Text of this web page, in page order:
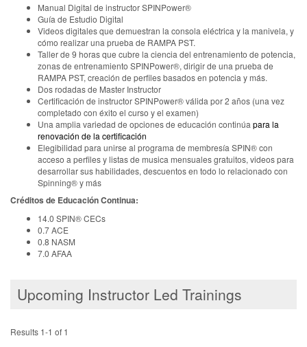
Manual Digital de instructor SPINPower®
Guía de Estudio Digital
Videos digitales que demuestran la consola eléctrica y la manivela, y
cómo realizar una prueba de RAMPA PST.
Taller de 9 horas que cubre la ciencia del entrenamiento de potencia,
zonas de entrenamiento SPINPower®, dirigir de una prueba de
RAMPA PST, creación de perfiles basados en potencia y más.
Dos rodadas de Master Instructor
Certificación de instructor SPINPower® válida por 2 años (una vez
completado con éxito el curso y el examen)
Una amplia variedad de opciones de educación continúa para la
renovación de la certificación
Elegibilidad para unirse al programa de membresía SPIN® con
acceso a perfiles y listas de musica mensuales gratuitos, videos para
desarrollar sus habilidades, descuentos en todo lo relacionado con
Spinning® y más
Créditos de Educación Continua:
14.0 SPIN® CECs
0.7 ACE
0.8 NASM
7.0 AFAA
Upcoming Instructor Led Trainings
Results 1-1 of 1